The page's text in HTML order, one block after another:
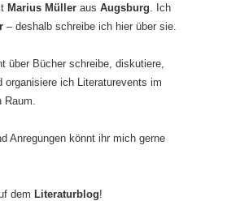
Marius Müller aus Augsburg . Ich
– deshalb schreibe ich hier über sie.
über Bücher schreibe, diskutiere,
organisiere ich Literaturevents im
Anregungen könnt ihr mich gerne
dem Literaturblog!